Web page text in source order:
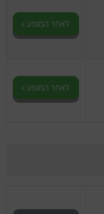
לאתר המופע »
לאתר המופע »